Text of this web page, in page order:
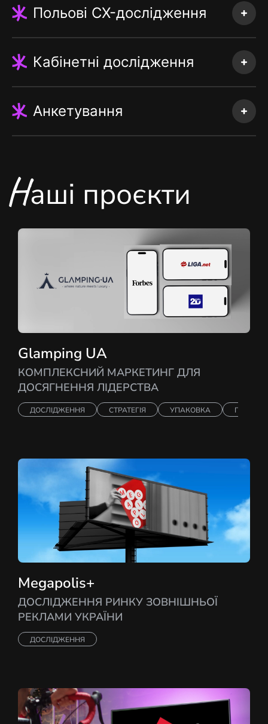
Польові CX-дослідження
Кабінетні дослідження
Анкетування
Наші проєкти
Glamping UA
КОМПЛЕКСНИЙ МАРКЕТИНГ ДЛЯ
ДОСЯГНЕННЯ ЛІДЕРСТВА
ДОСЛІДЖЕННЯ СТРАТЕГІЯ УПАКОВКА
Megapolis+
ДОСЛІДЖЕННЯ РИНКУ ЗОВНІШНЬОЇ
РЕКЛАМИ УКРАЇНИ
ДОСЛІДЖЕННЯ